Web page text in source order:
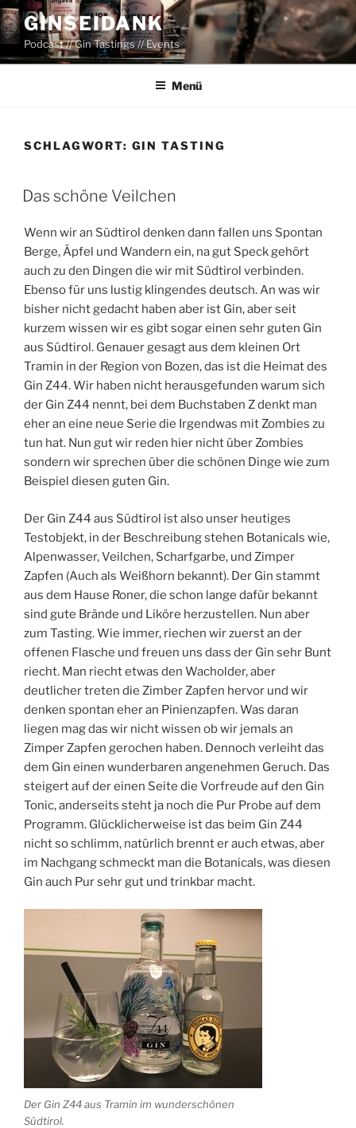
Zum
Inhalt
springen
GINSEIDANK
Podcast // Gin Tastings // Events
Menü
SCHLAGWORT: GIN TASTING
Das schöne Veilchen
Wenn wir an Südtirol denken dann fallen uns Spontan
Berge, Äpfel und Wandern ein, na gut Speck gehört
auch zu den Dingen die wir mit Südtirol verbinden.
Ebenso für uns lustig klingendes deutsch. An was wir
bisher nicht gedacht haben aber ist Gin, aber seit
kurzem wissen wir es gibt sogar einen sehr guten Gin
aus Südtirol. Genauer gesagt aus dem kleinen Ort
Tramin in der Region von Bozen, das ist die Heimat des
Gin Z44. Wir haben nicht herausgefunden warum sich
der Gin Z44 nennt, bei dem Buchstaben Z denkt man
eher an eine neue Serie die Irgendwas mit Zombies zu
tun hat. Nun gut wir reden hier nicht über Zombies
sondern wir sprechen über die schönen Dinge wie zum
Beispiel diesen guten Gin.
Der Gin Z44 aus Südtirol ist also unser heutiges
Testobjekt, in der Beschreibung stehen Botanicals wie,
Alpenwasser, Veilchen, Scharfgarbe, und Zimper
Zapfen (Auch als Weißhorn bekannt). Der Gin stammt
aus dem Hause Roner, die schon lange dafür bekannt
sind gute Brände und Liköre herzustellen. Nun aber
zum Tasting. Wie immer, riechen wir zuerst an der
offenen Flasche und freuen uns dass der Gin sehr Bunt
riecht. Man riecht etwas den Wacholder, aber
deutlicher treten die Zimber Zapfen hervor und wir
denken spontan eher an Pinienzapfen. Was daran
liegen mag das wir nicht wissen ob wir jemals an
Zimper Zapfen gerochen haben. Dennoch verleiht das
dem Gin einen wunderbaren angenehmen Geruch. Das
steigert auf der einen Seite die Vorfreude auf den Gin
Tonic, anderseits steht ja noch die Pur Probe auf dem
Programm. Glücklicherweise ist das beim Gin Z44
nicht so schlimm, natürlich brennt er auch etwas, aber
im Nachgang schmeckt man die Botanicals, was diesen
Gin auch Pur sehr gut und trinkbar macht.
Der Gin Z44 aus Tramin im wunderschönen
Südtirol.